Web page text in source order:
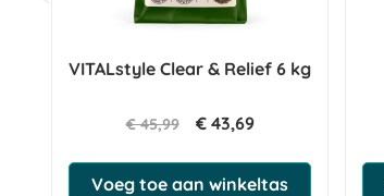
VITALstyle Clear & Relief 6 kg
€ 45,99 € 43,69
Voeg toe aan winkeltas